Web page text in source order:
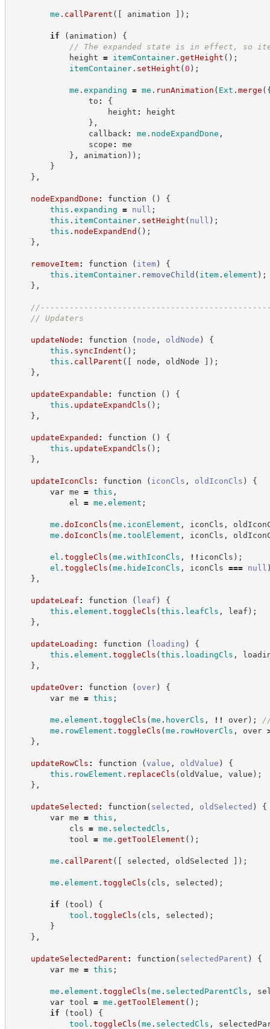
me . callParent ( [ animation ] ) ;
if ( animation )
{
// The expanded state is in effect, so
height = itemContainer. getHeight ( ) ;
itemContainer. setHeight (0 ) ;
me . expanding = me . runAnimation ( Ext . merge (
to :
{
height :
height
} ,
callback : me . nodeExpandDone ,
scope :
me
} , animation ) ) ;
}
} ,
nodeExpandDone : function ( )
{
this . expanding = null ;
this . itemContainer. setHeight ( null ) ;
this . nodeExpandEnd ( ) ;
} ,
removeItem: function ( item)
{
this . itemContainer. removeChild ( item. element ) ;
} ,
//
// Updaters
updateNode : function ( node , oldNode )
{
this . syncIndent ( ) ;
this . callParent ( [ node , oldNode ] ) ;
} ,
updateExpandable : function ( )
{
this . updateExpandCls ( ) ;
} ,
updateExpanded : function ( )
{
this . updateExpandCls ( ) ;
} ,
updateIconCls : function ( iconCls , oldIconCls )
{
var me = this ,
el = me . element ;
me . doIconCls (me . iconElement , iconCls ,
me . doIconCls (me . toolElement , iconCls ,
el . toggleCls (me . withIconCls , !! iconCls ) ;
el . toggleCls (me . hideIconCls , iconCls === null
} ,
updateLeaf : function ( leaf )
{
this . element . toggleCls (this . leafCls , leaf ) ;
} ,
updateLoading : function ( loading )
{
this . element . toggleCls (this . loadingCls ,
} ,
updateOver: function ( over)
{
var me = this ;
me . element . toggleCls (me . hoverCls , !! over) ;
me . rowElement . toggleCls (me . rowHoverCls , over
} ,
updateRowCls : function (value , oldValue )
{
this . rowElement . replaceCls ( oldValue , value ) ;
} ,
updateSelected : function ( selected , oldSelected )
{
var me = this ,
cls = me . selectedCls ,
tool = me . getToolElement ( ) ;
me . callParent ( [ selected , oldSelected ] ) ;
me . element . toggleCls ( cls , selected ) ;
if (tool )
{
tool . toggleCls ( cls , selected ) ;
}
} ,
updateSelectedParent : function ( selectedParent )
{
var me = this ;
me . element . toggleCls (me . selectedParentCls ,
var tool = me . getToolElement ( ) ;
if
(tool )
{
tool . toggleCls (me . selectedCls ,